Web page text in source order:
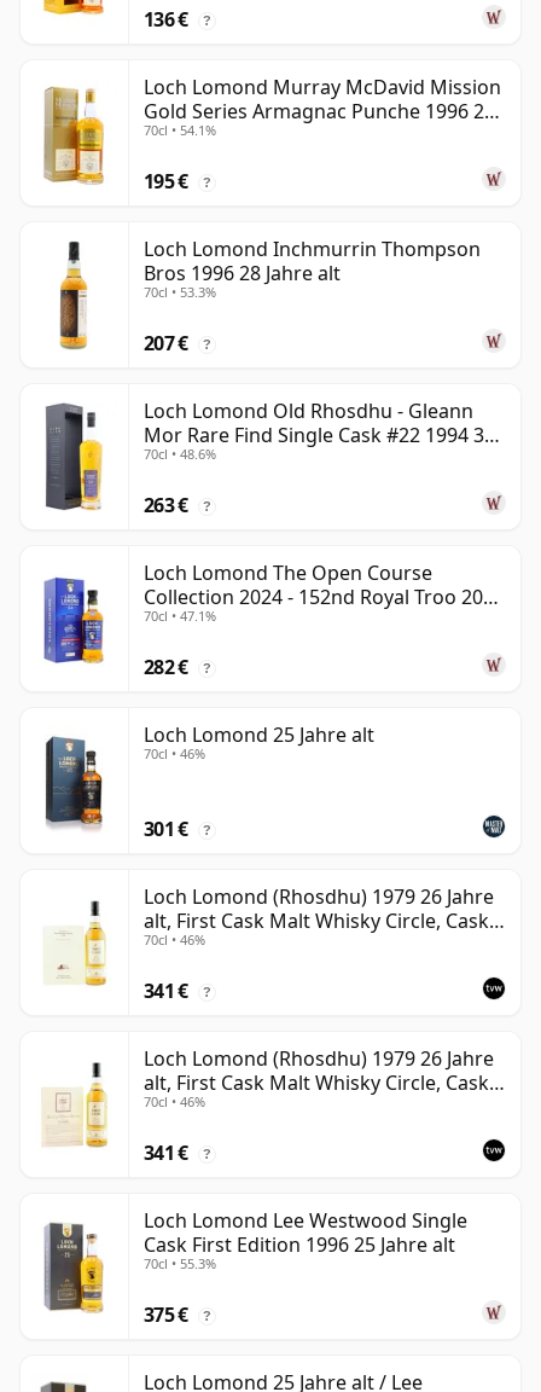
136 € ?
Loch Lomond Murray McDavid Mission
Gold Series Armagnac Punche 1996 26
Jahre alt
70cl • 54.1%
195 € ?
Loch Lomond Inchmurrin Thompson
Bros 1996 28 Jahre alt
70cl • 53.3%
207 € ?
Loch Lomond Old Rhosdhu - Gleann
Mor Rare Find Single Cask #22 1994 30
Jahre alt
70cl • 48.6%
263 € ?
Loch Lomond The Open Course
Collection 2024 - 152nd Royal Troo 2000
24 Jahre alt
70cl • 47.1%
282 € ?
Loch Lomond 25 Jahre alt
70cl • 46%
301 € ?
Loch Lomond (Rhosdhu) 1979 26 Jahre
alt, First Cask Malt Whisky Circle, Cask
3229
70cl • 46%
341 € ?
Loch Lomond (Rhosdhu) 1979 26 Jahre
alt, First Cask Malt Whisky Circle, Cask
3236
70cl • 46%
341 € ?
Loch Lomond Lee Westwood Single
Cask First Edition 1996 25 Jahre alt
70cl • 55.3%
375 € ?
Loch Lomond 25 Jahre alt / Lee